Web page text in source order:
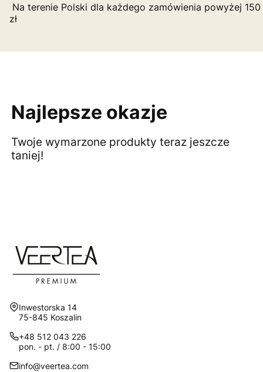
Na terenie Polski dla każdego zamówienia powyżej 150
zł
Najlepsze okazje
Twoje wymarzone produkty teraz jeszcze
taniej!
Adres:
Inwestorska 14
75-845 Koszalin
+48 512 043 226
pon. - pt. / 8:00 - 15:00
info@veertea.com